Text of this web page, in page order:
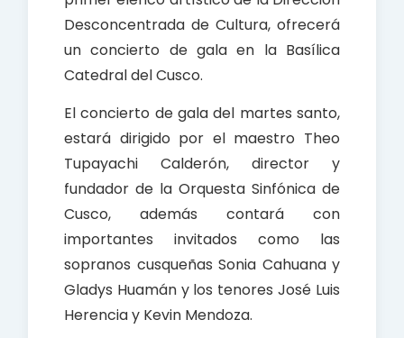
Desconcentrada de Cultura, ofrecerá
un concierto de gala en la Basílica
Catedral del Cusco.
El concierto de gala del martes santo,
estará dirigido por el maestro Theo
Tupayachi Calderón, director y
fundador de la Orquesta Sinfónica de
Cusco, además contará con
importantes invitados como las
sopranos cusqueñas Sonia Cahuana y
Gladys Huamán y los tenores José Luis
Herencia y Kevin Mendoza.